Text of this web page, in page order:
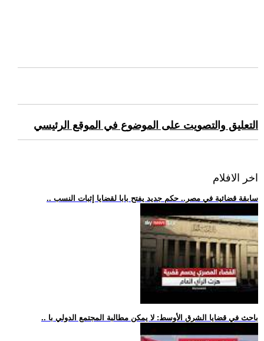
التعليق والتصويت على الموضوع في الموقع الرئيسي
اخر الافلام
.. سابقة قضائية في مصر.. حكم جديد يفتح بابا لقضايا إثبات النسب
.. باحث في قضايا الشرق الأوسط: لا يمكن مطالبة المجتمع الدولي با